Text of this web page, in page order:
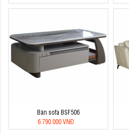
Bàn sofa BSF506
6.790.000 VNĐ